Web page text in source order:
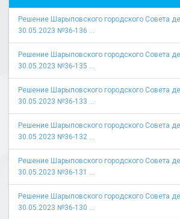
Решение Шарыповского городского Совета
30.05.2023 №36-136 ...
Решение Шарыповского городского Совета
30.05.2023 №36-135 ...
Решение Шарыповского городского Совета
30.05.2023 №36-133 ...
Решение Шарыповского городского Совета
30.05.2023 №36-132 ...
Решение Шарыповского городского Совета
30.05.2023 №36-131 ...
Решение Шарыповского городского Совета
30.05.2023 №36-130 ...